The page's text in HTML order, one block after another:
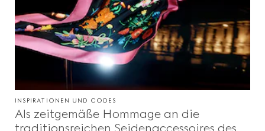
INSPIRATIONEN UND CODES
Als zeitgemäße Hommage an die